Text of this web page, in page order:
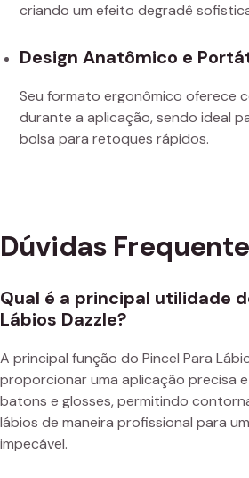
criando um efeito degradê
Design Anatômico e
Seu formato ergonômico oferece
durante a aplicação, sendo ideal
bolsa para retoques rápidos.
Dúvidas
Qual é a principal utilidade
Lábios Dazzle?
A principal função do Pincel Para
proporcionar uma aplicação precisa
batons e glosses, permitindo
lábios de maneira profissional para
impecável.